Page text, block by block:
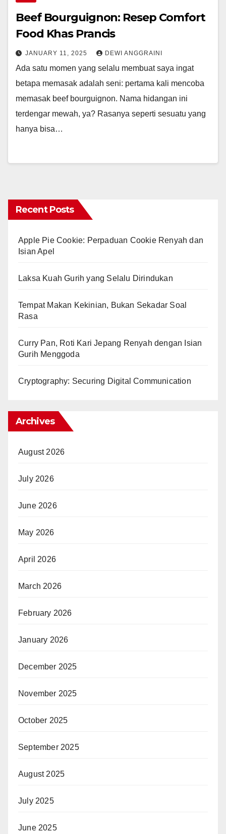
Beef Bourguignon: Resep Comfort
Food Khas Prancis
JANUARY 11, 2025 DEWI ANGGRAINI
Ada satu momen yang selalu membuat saya ingat
betapa memasak adalah seni: pertama kali mencoba
memasak beef bourguignon. Nama hidangan ini
terdengar mewah, ya? Rasanya seperti sesuatu yang
hanya bisa…
Recent Posts
Apple Pie Cookie: Perpaduan Cookie Renyah dan
Isian Apel
Laksa Kuah Gurih yang Selalu Dirindukan
Tempat Makan Kekinian, Bukan Sekadar Soal
Rasa
Curry Pan, Roti Kari Jepang Renyah dengan Isian
Gurih Menggoda
Cryptography: Securing Digital Communication
Archives
August 2026
July 2026
June 2026
May 2026
April 2026
March 2026
February 2026
January 2026
December 2025
November 2025
October 2025
September 2025
August 2025
July 2025
June 2025